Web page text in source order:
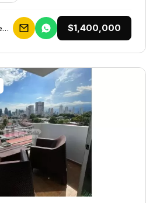
Galceb Group Bienes Raices $1,400,000